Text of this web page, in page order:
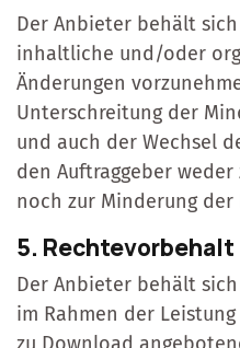
Der Anbieter behält
inhaltliche und/oder
Änderungen
Unterschreitung der
und auch der Wechsel
den Auftraggeber
noch zur Minderung der
5. Rechtevorbehalt
Der Anbieter behält
im Rahmen der